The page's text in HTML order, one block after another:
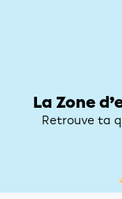
La Zone
Retrouve ta